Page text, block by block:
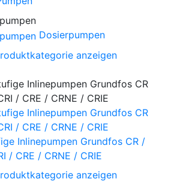
Dosierpumpen
anzeigen
Inlinepumpen Grundfos CR /
/ CRE / CRNE / CRIE
anzeigen